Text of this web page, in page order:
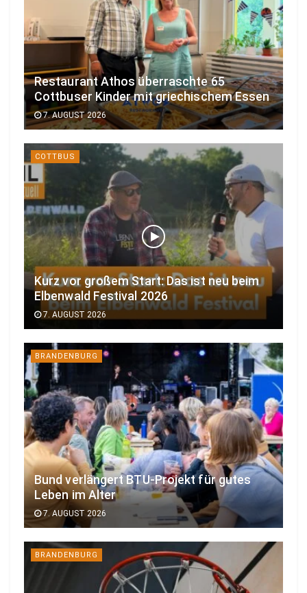
Restaurant Athos überraschte 65
Cottbuser Kinder mit griechischem Essen
7. AUGUST 2026
COTTBUS
Kurz vor großem Start: Das ist neu beim
Elbenwald Festival 2026
7. AUGUST 2026
BRANDENBURG
Bund verlängert BTU-Projekt für gutes
Leben im Alter
7. AUGUST 2026
BRANDENBURG